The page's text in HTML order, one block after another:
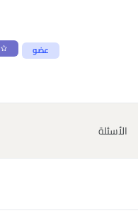
عضو
الأسئلة